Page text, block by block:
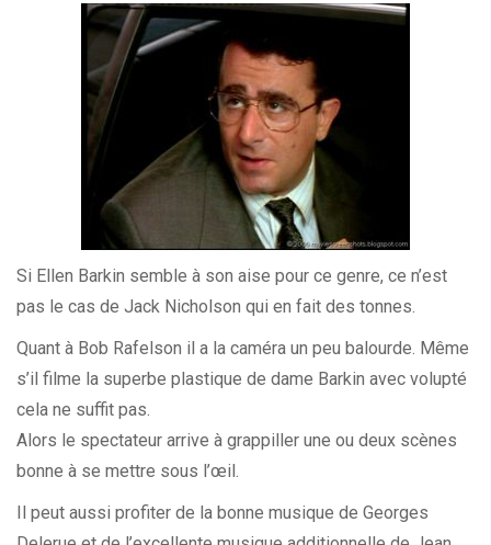
Si Ellen Barkin semble à son aise pour ce genre, ce n’est
pas le cas de Jack Nicholson qui en fait des tonnes.
Quant à Bob Rafelson il a la caméra un peu balourde. Même
s’il filme la superbe plastique de dame Barkin avec volupté
cela ne suffit pas.
Alors le spectateur arrive à grappiller une ou deux scènes
bonne à se mettre sous l’œil.
Il peut aussi profiter de la bonne musique de Georges